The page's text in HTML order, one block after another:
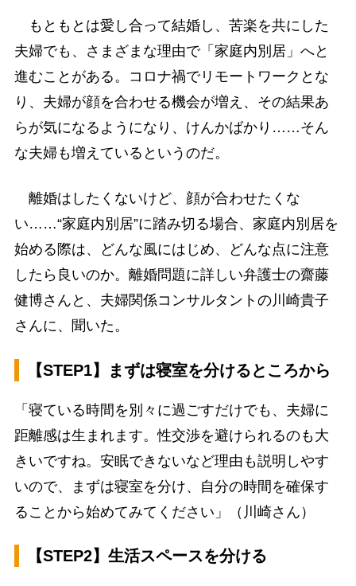
もともとは愛し合って結婚し、苦楽を共にした
夫婦でも、さまざまな理由で「家庭内別居」へと
進むことがある。コロナ禍でリモートワークとな
り、夫婦が顔を合わせる機会が増え、その結果あ
らが気になるようになり、けんかばかり……そん
な夫婦も増えているというのだ。
離婚はしたくないけど、顔が合わせたくな
い……“家庭内別居”に踏み切る場合、家庭内別居を
始める際は、どんな風にはじめ、どんな点に注意
したら良いのか。離婚問題に詳しい弁護士の齋藤
健博さんと、夫婦関係コンサルタントの川崎貴子
さんに、聞いた。
【STEP1】まずは寝室を分けるところから
「寝ている時間を別々に過ごすだけでも、夫婦に
距離感は生まれます。性交渉を避けられるのも大
きいですね。安眠できないなど理由も説明しやす
いので、まずは寝室を分け、自分の時間を確保す
ることから始めてみてください」（川崎さん）
【STEP2】生活スペースを分ける